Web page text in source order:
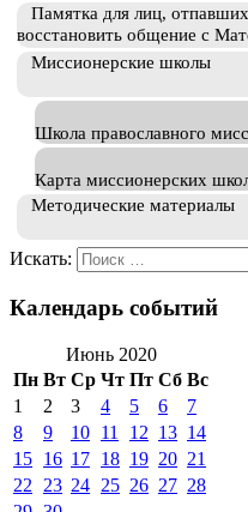
Памятка для лиц,
восстановить общение с
Миссионерские школы
Школа православного
Карта миссионерских
Методические материалы
Искать:
Календарь событий
Июнь 2020
Пн Вт Ср Чт Пт Сб Вс
1
2 3 4 5 6
7
8
9 10 11 12 13 14
15 16 17 18 19 20 21
22
23 24 25 26 27 28